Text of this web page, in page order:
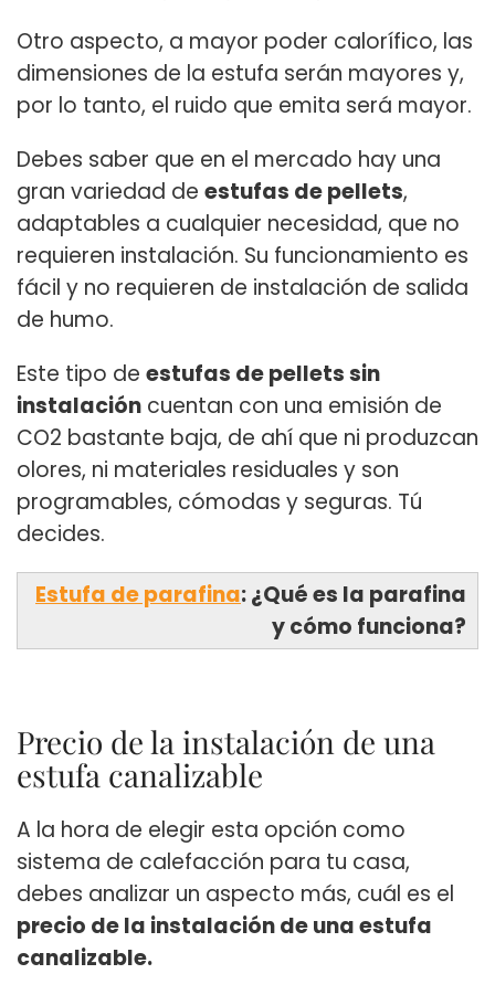
Otro aspecto, a mayor poder calorífico, las
dimensiones de la estufa serán mayores y,
por lo tanto, el ruido que emita será mayor.
Debes saber que en el mercado hay una
gran variedad de estufas de pellets,
adaptables a cualquier necesidad, que no
requieren instalación. Su funcionamiento es
fácil y no requieren de instalación de salida
de humo.
Este tipo de estufas de pellets sin
instalación cuentan con una emisión de
CO2 bastante baja, de ahí que ni produzcan
olores, ni materiales residuales y son
programables, cómodas y seguras. Tú
decides.
Estufa de parafina: ¿Qué es la parafina
y cómo funciona?
Precio de la instalación de una
estufa canalizable
A la hora de elegir esta opción como
sistema de calefacción para tu casa,
debes analizar un aspecto más, cuál es el
precio de la instalación de una estufa
canalizable.